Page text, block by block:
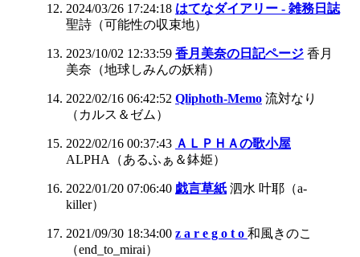
2024/03/26 17:24:18 はてなダイアリー - 雑務日誌
聖詩（可能性の収束地）
2023/10/02 12:33:59 香月美奈の日記ページ 香月
美奈（地球しみんの妖精）
2022/02/16 06:42:52 Qliphoth-Memo 流対なり
（カルス＆ゼム）
2022/02/16 00:37:43 ＡＬＰＨＡの歌小屋
ALPHA（あるふぁ＆鉢姫）
2022/01/20 07:06:40 戯言草紙 泗水 叶耶（a-
killer）
2021/09/30 18:34:00 z a r e g o t o 和風きのこ
（end_to_mirai）